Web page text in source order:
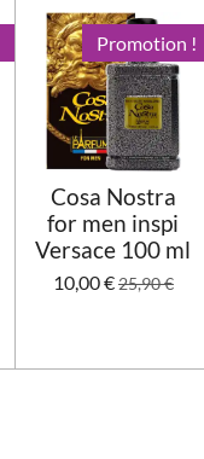
Promotion !
Cosa Nostra
for men inspi
Versace 100 ml
10,00 €25,90 €